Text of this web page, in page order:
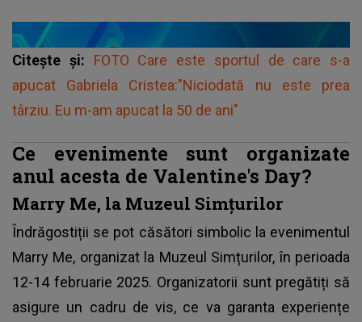
Citește și: FOTO Care este sportul de care s-a
apucat Gabriela Cristea:"Niciodată nu este prea
târziu. Eu m-am apucat la 50 de ani"
Ce evenimente sunt organizate
anul acesta de Valentine's Day?
Marry Me, la Muzeul Simțurilor
Îndrăgostiții se pot căsători simbolic la evenimentul
Marry Me, organizat la Muzeul Simțurilor, în perioada
12-14 februarie 2025. Organizatorii sunt pregătiți să
asigure un cadru de vis, ce va garanta experiențe